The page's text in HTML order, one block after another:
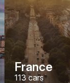
France
113cars